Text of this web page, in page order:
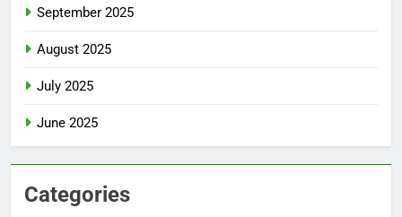
September 2025
August 2025
July 2025
June 2025
Categories